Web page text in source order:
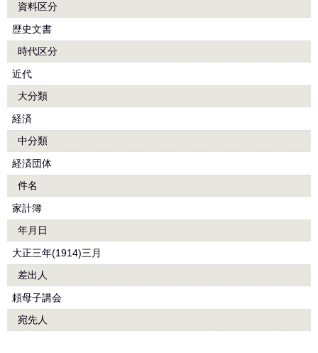
資料区分
歴史文書
時代区分
近代
大分類
経済
中分類
経済団体
件名
家計簿
年月日
大正三年(1914)三月
差出人
頼母子講会
宛先人